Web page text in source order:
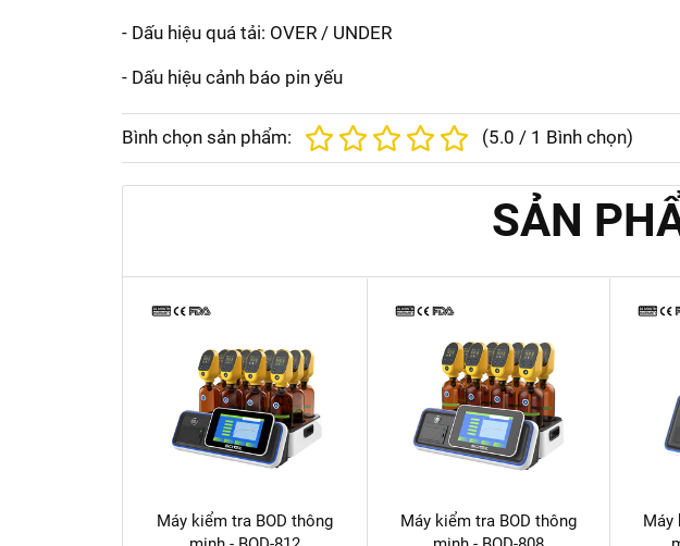
- Dấu hiệu quá tải: OVER / UNDER
- Dấu hiệu cảnh báo pin yếu
Bình chọn sản phẩm: (5.0 / 1 Bình chọn)
SẢN
Máy kiểm tra BOD thông
Máy kiểm tra BOD thông
Máy